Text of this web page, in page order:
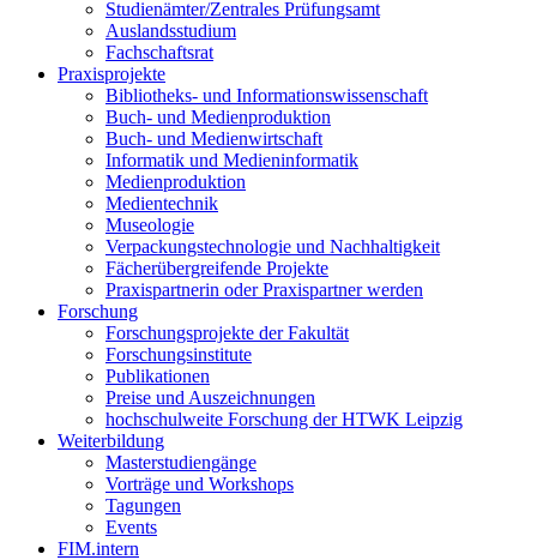
Studienämter/Zentrales Prüfungsamt
Auslandsstudium
Fachschaftsrat
Praxisprojekte
Bibliotheks- und Informationswissenschaft
Buch- und Medienproduktion
Buch- und Medienwirtschaft
Informatik und Medieninformatik
Medienproduktion
Medientechnik
Museologie
Verpackungstechnologie und Nachhaltigkeit
Fächerübergreifende Projekte
Praxispartnerin oder Praxispartner werden
Forschung
Forschungsprojekte der Fakultät
Forschungsinstitute
Publikationen
Preise und Auszeichnungen
hochschulweite Forschung der HTWK Leipzig
Weiterbildung
Masterstudiengänge
Vorträge und Workshops
Tagungen
Events
FIM.intern